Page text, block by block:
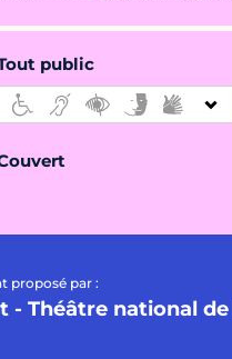
public
proposé par :
- Théâtre national de